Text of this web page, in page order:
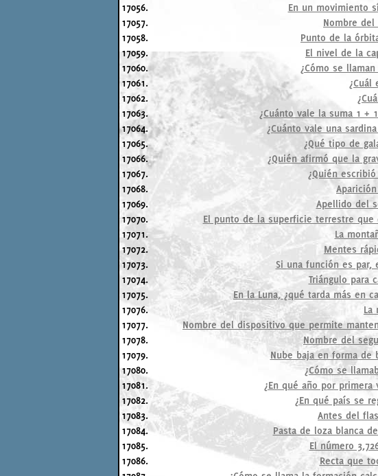
17056.
En un movimiento
17057.
Nombre
17058.
Punto de la
17059.
El nivel de la
17060.
¿Cómo se
17061.
¿Cuál
17062.
17063.
¿Cuánto vale la suma 1
17064.
¿Cuánto vale una
17065.
¿Qué tipo de
17066.
¿Quién afirmó que la
17067.
¿Quién
17068.
17069.
Apellido del
17070.
El punto de la superficie terrestre
17071.
La
17072.
Mentes
17073.
Si una función es par,
17074.
Triángulo para
17075.
En la Luna, ¿qué tarda más en
17076.
La
17077.
Nombre del dispositivo que permite
17078.
Nombre del
17079.
Nube baja en forma de
17080.
¿Cómo se
17081.
¿En qué año por
17082.
¿En qué país se
17083.
Antes del
17084.
Pasta de loza blanca
17085.
El número
17086.
Recta que